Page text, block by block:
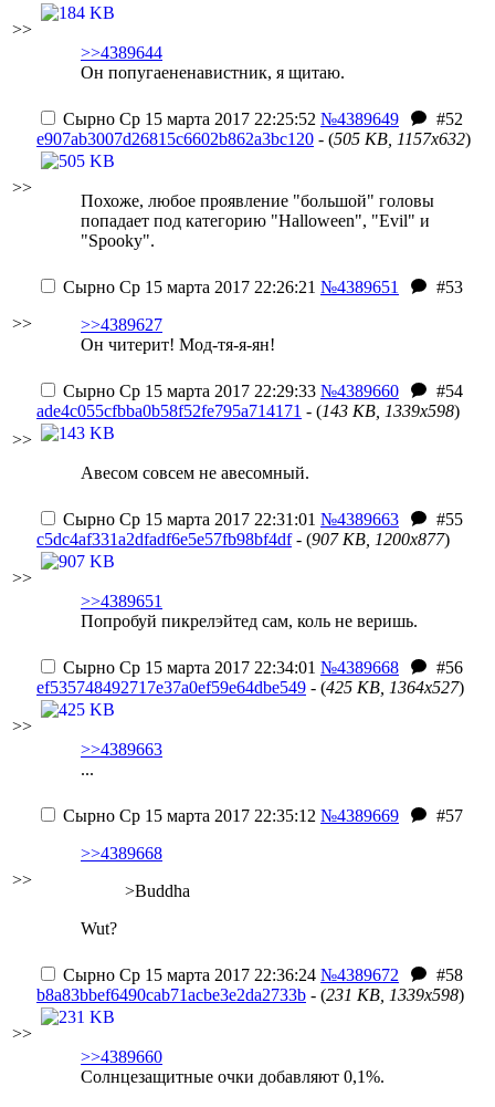
>>
>>4389644
Он попугаененавистник, я щитаю.
>>
Сырно Ср 15 марта 2017 22:25:52 №4389649
#52
e907ab3007d26815c6602b862a3bc120 - (505 KB, 1157x632)
Похоже, любое проявление "большой" головы
попадает под категорию "Halloween", "Evil" и
"Spooky".
>>
Сырно Ср 15 марта 2017 22:26:21 №4389651
#53
>>4389627
Он читерит! Мод-тя-я-ян!
>>
Сырно Ср 15 марта 2017 22:29:33 №4389660
#54
ade4c055cfbba0b58f52fe795a714171 - (143 KB, 1339x598)
Авесом совсем не авесомный.
>>
Сырно Ср 15 марта 2017 22:31:01 №4389663
#55
c5dc4af331a2dfadf6e5e57fb98bf4df- (907 KB, 1200x877)
>>4389651
Попробуй пикрелэйтед сам, коль не веришь.
>>
Сырно Ср 15 марта 2017 22:34:01 №4389668
#56
ef535748492717e37a0ef59e64dbe549 - (425 KB, 1364x527)
>>4389663
...
>>
Сырно Ср 15 марта 2017 22:35:12 №4389669
#57
>>4389668
>Buddha
Wut?
>>
Сырно Ср 15 марта 2017 22:36:24 №4389672
#58
b8a83bbef6490cab71acbe3e2da2733b - (231 KB, 1339x598)
>>4389660
Солнцезащитные очки добавляют 0,1%.